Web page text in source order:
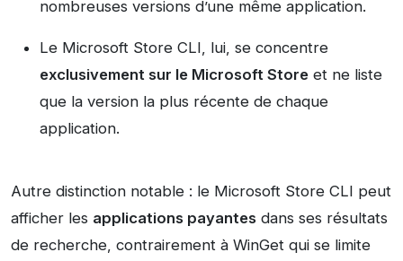
nombreuses versions d’une même application.
Le Microsoft Store CLI, lui, se concentre
exclusivement sur le Microsoft Store et ne liste
que la version la plus récente de chaque
application.
Autre distinction notable : le Microsoft Store CLI peut
afficher les applications payantes dans ses résultats
de recherche, contrairement à WinGet qui se limite